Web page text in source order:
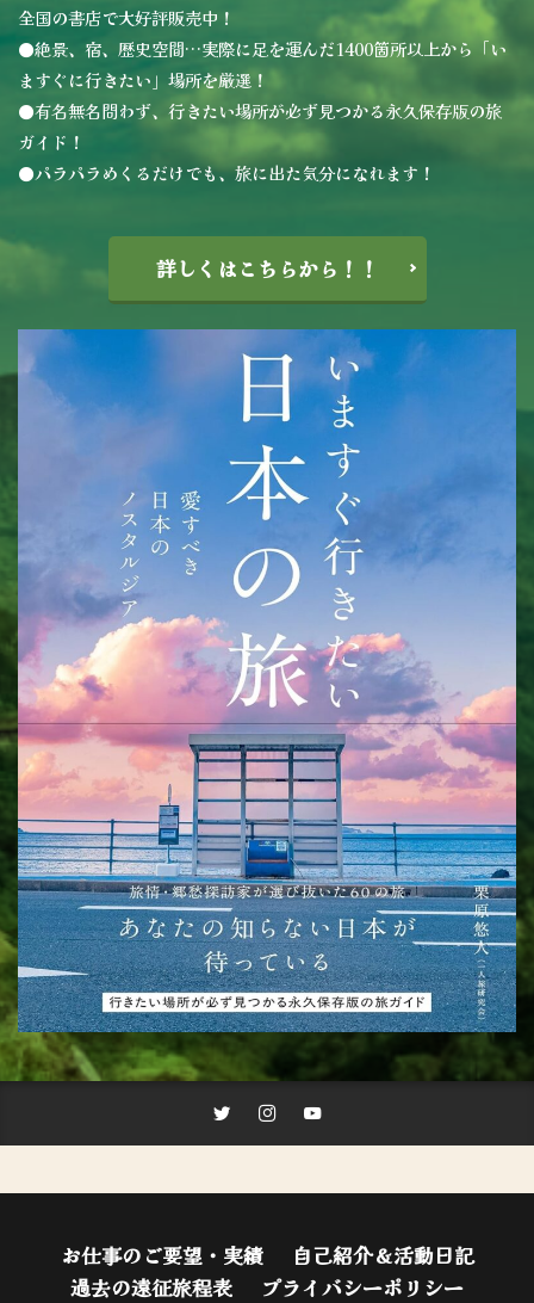
全国の書店で大好評販売中！
●絶景、宿、歴史空間…実際に足を運んだ1400箇所以上から「い
ますぐに行きたい」場所を厳選！
●有名無名問わず、行きたい場所が必ず見つかる永久保存版の旅
ガイド！
●パラパラめくるだけでも、旅に出た気分になれます！
詳しくはこちらから！！
お仕事のご要望・実績
自己紹介＆活動日記
過去の遠征旅程表
プライバシーポリシー